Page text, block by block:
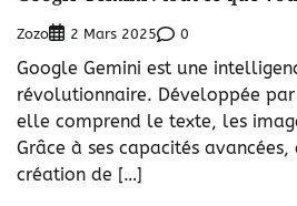
Zozo 2 Mars 2025 0
Google Gemini est une
révolutionnaire. Développée par
elle comprend le texte, les
Grâce à ses capacités
création de […]